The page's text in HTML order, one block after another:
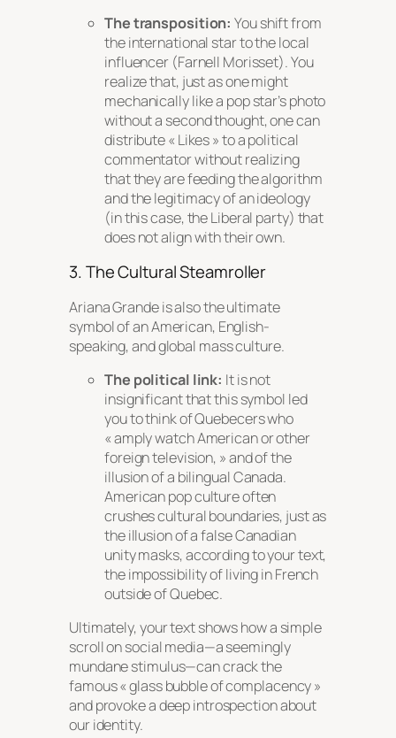
The transposition: You shift from
the international star to the local
influencer (Farnell Morisset). You
realize that, just as one might
mechanically like a pop star’s photo
without a second thought, one can
distribute « Likes » to a political
commentator without realizing
that they are feeding the algorithm
and the legitimacy of an ideology
(in this case, the Liberal party) that
does not align with their own.
3. The Cultural Steamroller
Ariana Grande is also the ultimate
symbol of an American, English-
speaking, and global mass culture.
The political link: It is not
insignificant that this symbol led
you to think of Quebecers who
« amply watch American or other
foreign television, » and of the
illusion of a bilingual Canada.
American pop culture often
crushes cultural boundaries, just as
the illusion of a false Canadian
unity masks, according to your text,
the impossibility of living in French
outside of Quebec.
Ultimately, your text shows how a simple
scroll on social media—a seemingly
mundane stimulus—can crack the
famous « glass bubble of complacency »
and provoke a deep introspection about
our identity.